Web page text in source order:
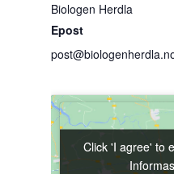
Biologen Herdla
Epost
Click 'I agree' to
Click 'I agree' to